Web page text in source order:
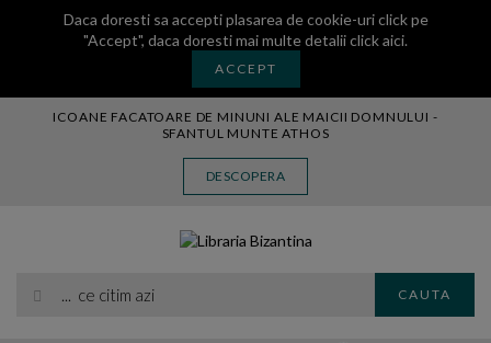
Daca doresti sa accepti plasarea de cookie-uri click pe
"Accept", daca doresti mai multe detaliiclick aici.
ACCEPT
ICOANE FACATOARE DE MINUNI ALE MAICII DOMNULUI -
SFANTUL MUNTE ATHOS
DESCOPERA
CAUTA